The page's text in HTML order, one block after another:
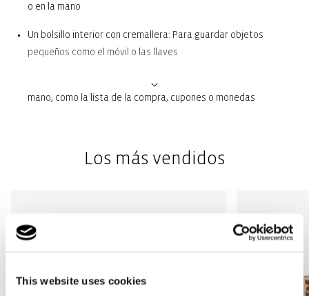
This website uses cookies
o en la mano
Un bolsillo interior con cremallera: Para guardar objetos
pequeños como el móvil o las llaves
mano, como la lista de la compra, cupones o monedas
cuando no se usaLos más vendidos